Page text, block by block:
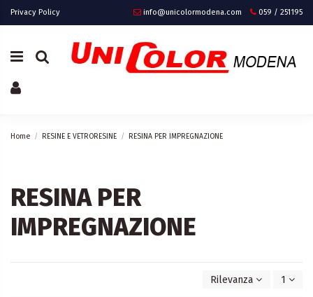
Privacy Policy info@unicolormodena.com 059 / 251195
Home RESINE E VETRORESINE RESINA PER IMPREGNAZIONE
RESINA PER
IMPREGNAZIONE
Rilevanza 1